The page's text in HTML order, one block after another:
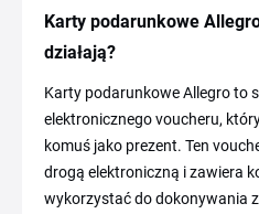
Karty podarunkowe
działają?
Karty podarunkowe Allegro to
elektronicznego voucheru,
komuś jako prezent. Ten
drogą elektroniczną i zawiera
wykorzystać do dokonywania